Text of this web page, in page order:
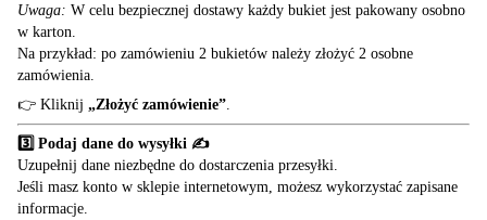
Uwaga: W celu bezpiecznej dostawy każdy bukiet jest pakowany osobno
w karton.
Na przykład: po zamówieniu 2 bukietów należy złożyć 2 osobne
zamówienia.
👉 Kliknij „Złożyć zamówienie”
3️⃣ Podaj dane do wysyłki ✍️
Uzupełnij dane niezbędne do dostarczenia przesyłki.
Jeśli masz konto w sklepie internetowym, możesz wykorzystać zapisane
informacje.